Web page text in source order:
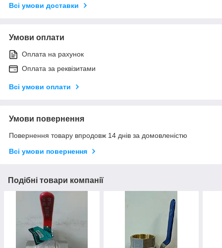
Всі умови доставки
Умови оплати
Оплата на рахунок
Оплата за реквізитами
Всі умови оплати
Умови повернення
Повернення товару впродовж 14 днів за домовленістю
Всі умови повернення
Подібні товари компанії